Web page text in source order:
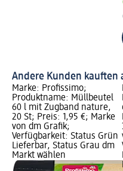
Andere Kunden kauften
Marke: Profissimo;
Produktname: Müllbeutel
60 l mit Zugband nature,
20 St; Preis: 1,95 €; Marke
von dm Grafik;
Verfügbarkeit: Status Grün
Lieferbar, Status Grau dm
Markt wählen